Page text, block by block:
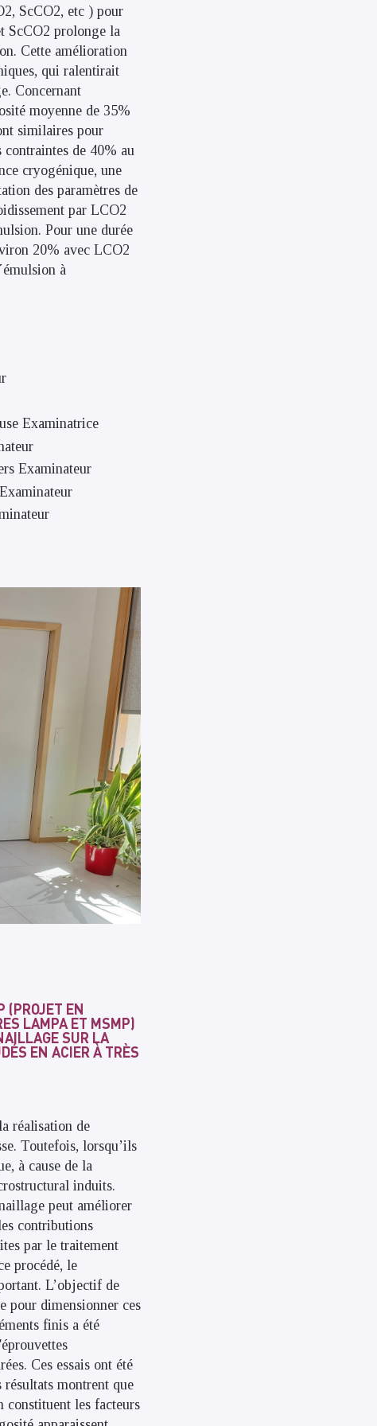
ScCO2, etc ) pour
ScCO2 prolonge la
Cette amélioration
qui ralentirait
Concernant
moyenne de 35%
similaires pour
de 40% au
cryogénique, une
des paramètres de
par LCO2
Pour une durée
20% avec LCO2
à
Examinatrice
Examinateur
(PROJET EN
LAMPA ET MSMP)
SUR LA
EN ACIER À TRÈS
réalisation de
Toutefois, lorsqu’ils
à cause de la
induits.
peut améliorer
contributions
par le traitement
procédé, le
L’objectif de
pour dimensionner ces
finis a été
Ces essais ont été
résultats montrent que
constituent les facteurs